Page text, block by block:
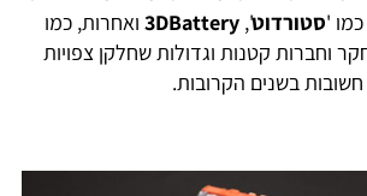
'סטורדוט',
3DBattery ואחרות, כמו
וחברות קטנות וגדולות שחלקן צפויות
בשנים הקרובות.